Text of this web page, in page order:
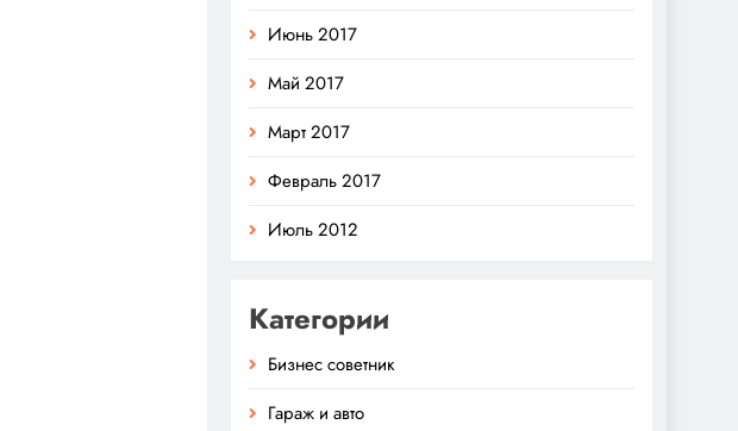
Июнь 2017
Май 2017
Март 2017
Февраль 2017
Июль 2012
Категории
Бизнес советник
Гараж и авто